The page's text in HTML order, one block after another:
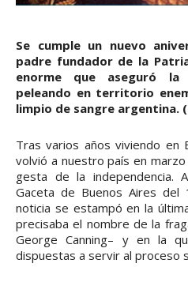
Se cumple un nuevo
padre fundador de la
enorme que aseguró la
peleando en territorio
limpio de sangre argentina.
Tras varios años viviendo en
volvió a nuestro país en
gesta de la independencia.
Gaceta de Buenos Aires
noticia se estampó en la
precisaba el nombre de la
George Canning– y en la
dispuestas a servir al proceso